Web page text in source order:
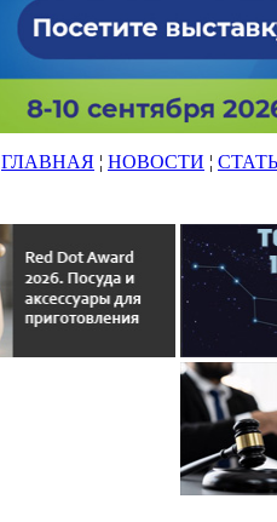
ГЛАВНАЯ ¦ НОВОСТИ ¦